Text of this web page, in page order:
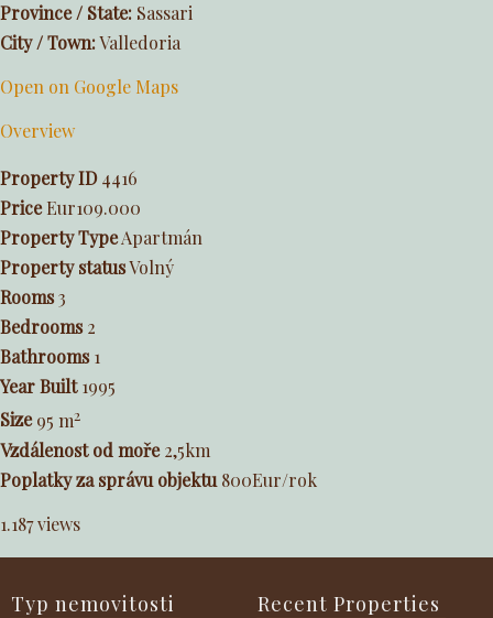
Province / State: Sassari
City / Town:Valledoria
Open on Google Maps
Overview
Property ID 4416
Price Eur109.000
Property TypeApartmán
Property statusVolný
Rooms3
Bedrooms 2
Bathrooms 1
Year Built 1995
Size 95 m2
Vzdálenost od moře 2,5km
Poplatky za správu objektu 800Eur/rok
1.187 views
Typ nemovitosti Recent Properties